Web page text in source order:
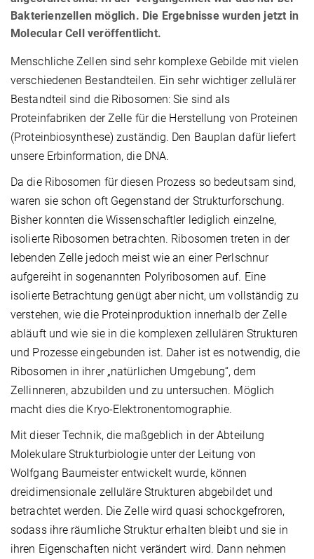
Bakterienzellen möglich. Die Ergebnisse wurden jetzt in
Molecular Cell veröffentlicht.
Menschliche Zellen sind sehr komplexe Gebilde mit vielen
verschiedenen Bestandteilen. Ein sehr wichtiger zellulärer
Bestandteil sind die Ribosomen: Sie sind als
Proteinfabriken der Zelle für die Herstellung von Proteinen
(Proteinbiosynthese) zuständig. Den Bauplan dafür liefert
unsere Erbinformation, die DNA.
Da die Ribosomen für diesen Prozess so bedeutsam sind,
waren sie schon oft Gegenstand der Strukturforschung.
Bisher konnten die Wissenschaftler lediglich einzelne,
isolierte Ribosomen betrachten. Ribosomen treten in der
lebenden Zelle jedoch meist wie an einer Perlschnur
aufgereiht in sogenannten Polyribosomen auf. Eine
isolierte Betrachtung genügt aber nicht, um vollständig zu
verstehen, wie die Proteinproduktion innerhalb der Zelle
abläuft und wie sie in die komplexen zellulären Strukturen
und Prozesse eingebunden ist. Daher ist es notwendig, die
Ribosomen in ihrer „natürlichen Umgebung“, dem
Zellinneren, abzubilden und zu untersuchen. Möglich
macht dies die Kryo-Elektronentomographie.
Mit dieser Technik, die maßgeblich in der Abteilung
Molekulare Strukturbiologie unter der Leitung von
Wolfgang Baumeister entwickelt wurde, können
dreidimensionale zelluläre Strukturen abgebildet und
betrachtet werden. Die Zelle wird quasi schockgefroren,
sodass ihre räumliche Struktur erhalten bleibt und sie in
ihren Eigenschaften nicht verändert wird. Dann nehmen